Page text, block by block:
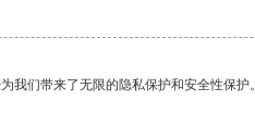
我们带来了无限的隐私保护和安全性保护。